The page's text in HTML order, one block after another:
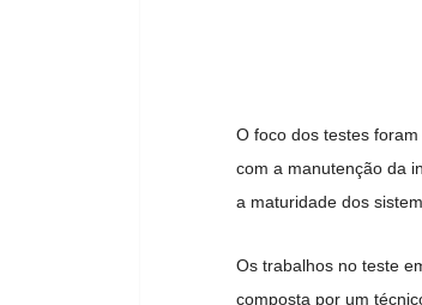
O foco dos testes
com a manutenção da
a maturidade dos
Os trabalhos no teste
composta por um